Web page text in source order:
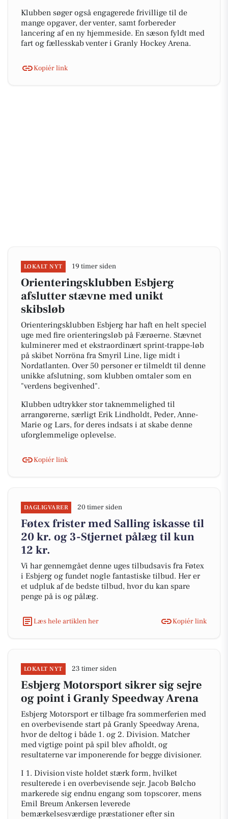
Klubben søger også engagerede frivillige til de
mange opgaver, der venter, samt forbereder
lancering af en ny hjemmeside. En sæson fyldt med
fart og fællesskab venter i Granly Hockey Arena.
Kopiér link
LOKALT NYT 19 timer siden
Orienteringsklubben Esbjerg
afslutter stævne med unikt
skibsløb
Orienteringsklubben Esbjerg har haft en helt speciel
uge med fire orienteringsløb på Færøerne. Stævnet
kulminerer med et ekstraordinært sprint-trappe-løb
på skibet Norröna fra Smyril Line, lige midt i
Nordatlanten. Over 50 personer er tilmeldt til denne
unikke afslutning, som klubben omtaler som en
"verdens begivenhed".
Klubben udtrykker stor taknemmelighed til
arrangørerne, særligt Erik Lindholdt, Peder, Anne-
Marie og Lars, for deres indsats i at skabe denne
uforglemmelige oplevelse.
Kopiér link
DAGLIGVARER 20 timer siden
Føtex frister med Salling iskasse til
20 kr. og 3-Stjernet pålæg til kun
12 kr.
Vi har gennemgået denne uges tilbudsavis fra Føtex
i Esbjerg og fundet nogle fantastiske tilbud. Her er
et udpluk af de bedste tilbud, hvor du kan spare
penge på is og pålæg.
Læs hele artiklen her Kopiér link
LOKALT NYT 23 timer siden
Esbjerg Motorsport sikrer sig sejre
og point i Granly Speedway Arena
Esbjerg Motorsport er tilbage fra sommerferien med
en overbevisende start på Granly Speedway Arena,
hvor de deltog i både 1. og 2. Division. Matcher
med vigtige point på spil blev afholdt, og
resultaterne var imponerende for begge divisioner.
I 1. Division viste holdet stærk form, hvilket
resulterede i en overbevisende sejr. Jacob Bølcho
markerede sig endnu engang som topscorer, mens
Emil Breum Ankersen leverede
bemærkelsesværdige præstationer efter sin